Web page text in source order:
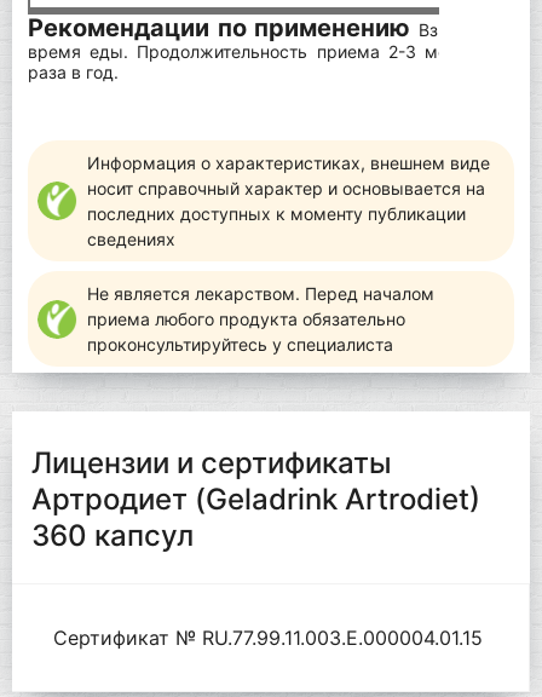
Рекомендации по применению Взрослым по
время еды. Продолжительность приема 2-3 месяца.
раза в год.
Информация о характеристиках, внешнем виде
носит справочный характер и основывается на
последних доступных к моменту публикации
сведениях
Не является лекарством. Перед началом
приема любого продукта обязательно
проконсультируйтесь у специалиста
Лицензии и сертификаты
Артродиет (Geladrink Artrodiet)
360 капсул
Сертификат № RU.77.99.11.003.Е.000004.01.15